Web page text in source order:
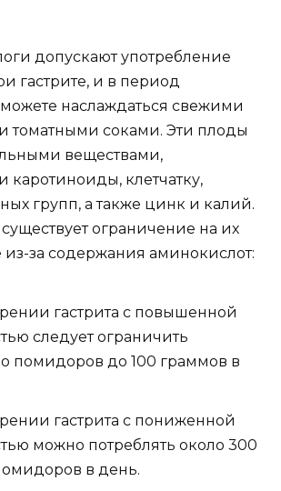
допускают употребление
гастрите, и в период
наслаждаться свежими
томатными соками. Эти плоды
веществами,
клетчатку,
групп, а также цинк и калий.
ограничение на их
из-за содержания аминокислот:
гастрита с повышенной
следует ограничить
помидоров до 100 граммов в
гастрита с пониженной
можно потреблять около 300
в день.